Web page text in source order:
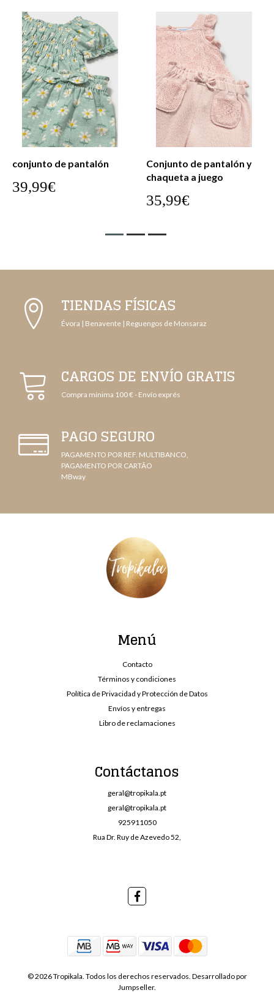
Conjunto de pantalón y
Conj. calção
39,99€
TIENDAS FÍSICAS
Évora | Benavente | Reguengos de Monsaraz
CARGOS DE ENVÍO GRATIS
Compra mínima 100 € - Envío exprés
PAGO SEGURO
PAGAMENTO POR REF. MULTIBANCO,
PAGAMENTO POR CARTÃO
MBway
Menú
Contacto
Términos y condiciones
Política de Privacidad y Protección de Datos
Envíos y entregas
Libro de reclamaciones
Contáctanos
geral@tropikala.pt
geral@tropikala.pt
925911050
Rua Dr. Ruy de Azevedo 52,
© 2026 Tropikala. Todos los derechos reservados. Desarrollado por
Jumpseller.